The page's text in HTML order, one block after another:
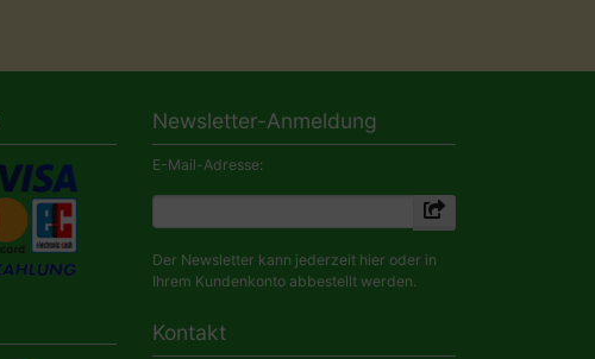
Newsletter-Anmeldung
E-Mail-Adresse:
Der Newsletter kann jederzeit hier oder in
Ihrem Kundenkonto abbestellt werden.
Kontakt